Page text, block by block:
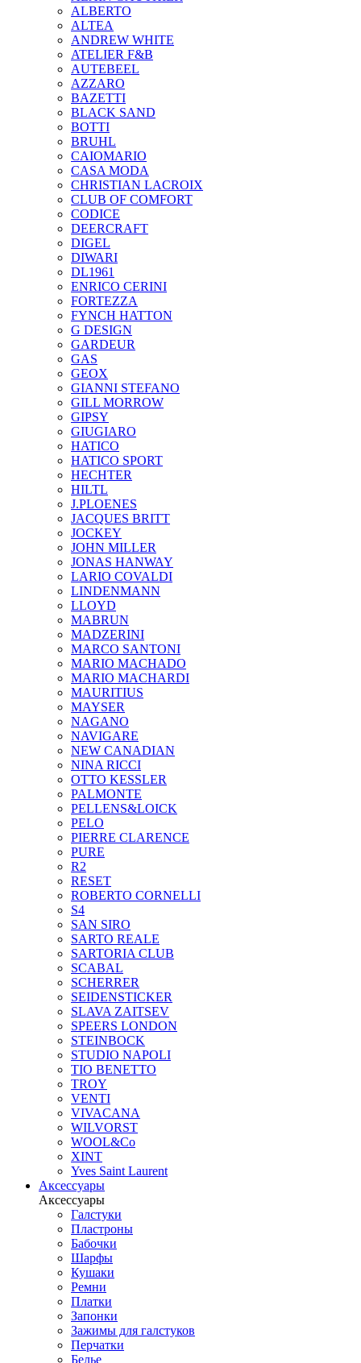
ALBERTO
ALTEA
ANDREW WHITE
ATELIER F&B
AUTEBEEL
AZZARO
BAZETTI
BLACK SAND
BOTTI
BRUHL
CAIOMARIO
CASA MODA
CHRISTIAN LACROIX
CLUB OF COMFORT
CODICE
DEERCRAFT
DIGEL
DIWARI
DL1961
ENRICO CERINI
FORTEZZA
FYNCH HATTON
G DESIGN
GARDEUR
GAS
GEOX
GIANNI STEFANO
GILL MORROW
GIPSY
GIUGIARO
HATICO
HATICO SPORT
HECHTER
HILTL
J.PLOENES
JAСQUES BRITT
JOCKEY
JOHN MILLER
JONAS HANWAY
LARIO COVALDI
LINDENMANN
LLOYD
MABRUN
MADZERINI
MARCO SANTONI
MARIO MACHADO
MARIO MACHARDI
MAURITIUS
MAYSER
NAGANO
NAVIGARE
NEW CANADIAN
NINA RICCI
OTTO KESSLER
PALMONTE
PELLENS&LOICK
PELO
PIERRE CLARENCE
PURE
R2
RESET
ROBERTO CORNELLI
S4
SAN SIRO
SARTO REALE
SARTORIA CLUB
SCABAL
SCHERRER
SEIDENSTICKER
SLAVA ZAITSEV
SPEERS LONDON
STEINBOCK
STUDIO NAPOLI
TIO BENETTO
TROY
VENTI
VIVACANA
WILVORST
WOOL&Co
XINT
Yves Saint Laurent
Аксессуары
Аксессуары
Галстуки
Пластроны
Бабочки
Шарфы
Кушаки
Ремни
Платки
Запонки
Зажимы для галстуков
Перчатки
Белье